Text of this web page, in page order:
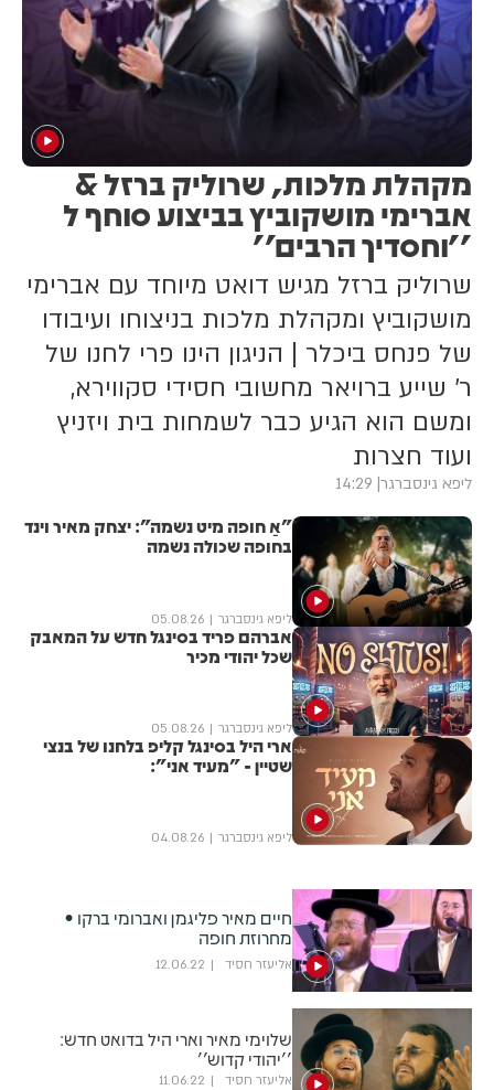
מקהלת מלכות, שרוליק ברזל &
אברימי מושקוביץ בביצוע סוחף ל
''וחסדיך הרבים''
שרוליק ברזל מגיש דואט מיוחד עם אברימי
מושקוביץ ומקהלת מלכות בניצוחו ועיבודו
של פנחס ביכלר | הניגון הינו פרי לחנו של
ר' שייע ברויאר מחשובי חסידי סקווירא,
ומשם הוא הגיע כבר לשמחות בית ויזניץ
ועוד חצרות
ליפא גינסברגר 14:29
"אַ חופה מיט נשמה": יצחק מאיר וינד
בחופה שכולה נשמה
ליפא גינסברגר 05.08.26
אברהם פריד בסינגל חדש על המאבק
שכל יהודי מכיר
ליפא גינסברגר 05.08.26
ארי היל בסינגל קליפ בלחנו של בנצי
שטיין - "מעיד אני":
ליפא גינסברגר 04.08.26
חיים מאיר פליגמן ואברומי ברקו •
מחרוזת חופה
אליעזר חסיד 12.06.22
שלוימי מאיר וארי היל בדואט חדש:
''יהודי קדוש''
אליעזר חסיד 11.06.22